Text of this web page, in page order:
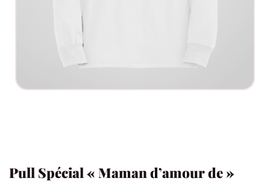
Pull Spécial « Maman d’amour de »